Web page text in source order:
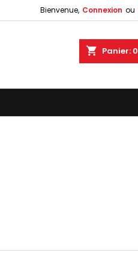
Bienvenue, Connexion ou
shopping_cart Panier: 0